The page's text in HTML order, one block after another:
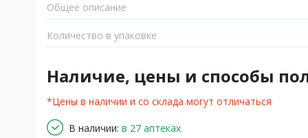
Общее описание
Количество в упаковке
Наличие, цены и способы
*Цены в наличии и со склада могут отличаться
В наличии: в 27 аптеках